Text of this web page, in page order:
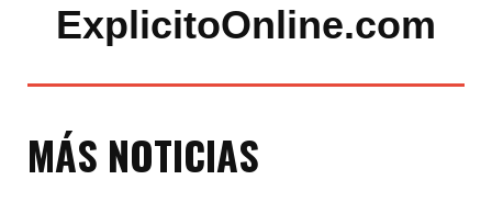
ExplicitoOnline.com
MÁS NOTICIAS